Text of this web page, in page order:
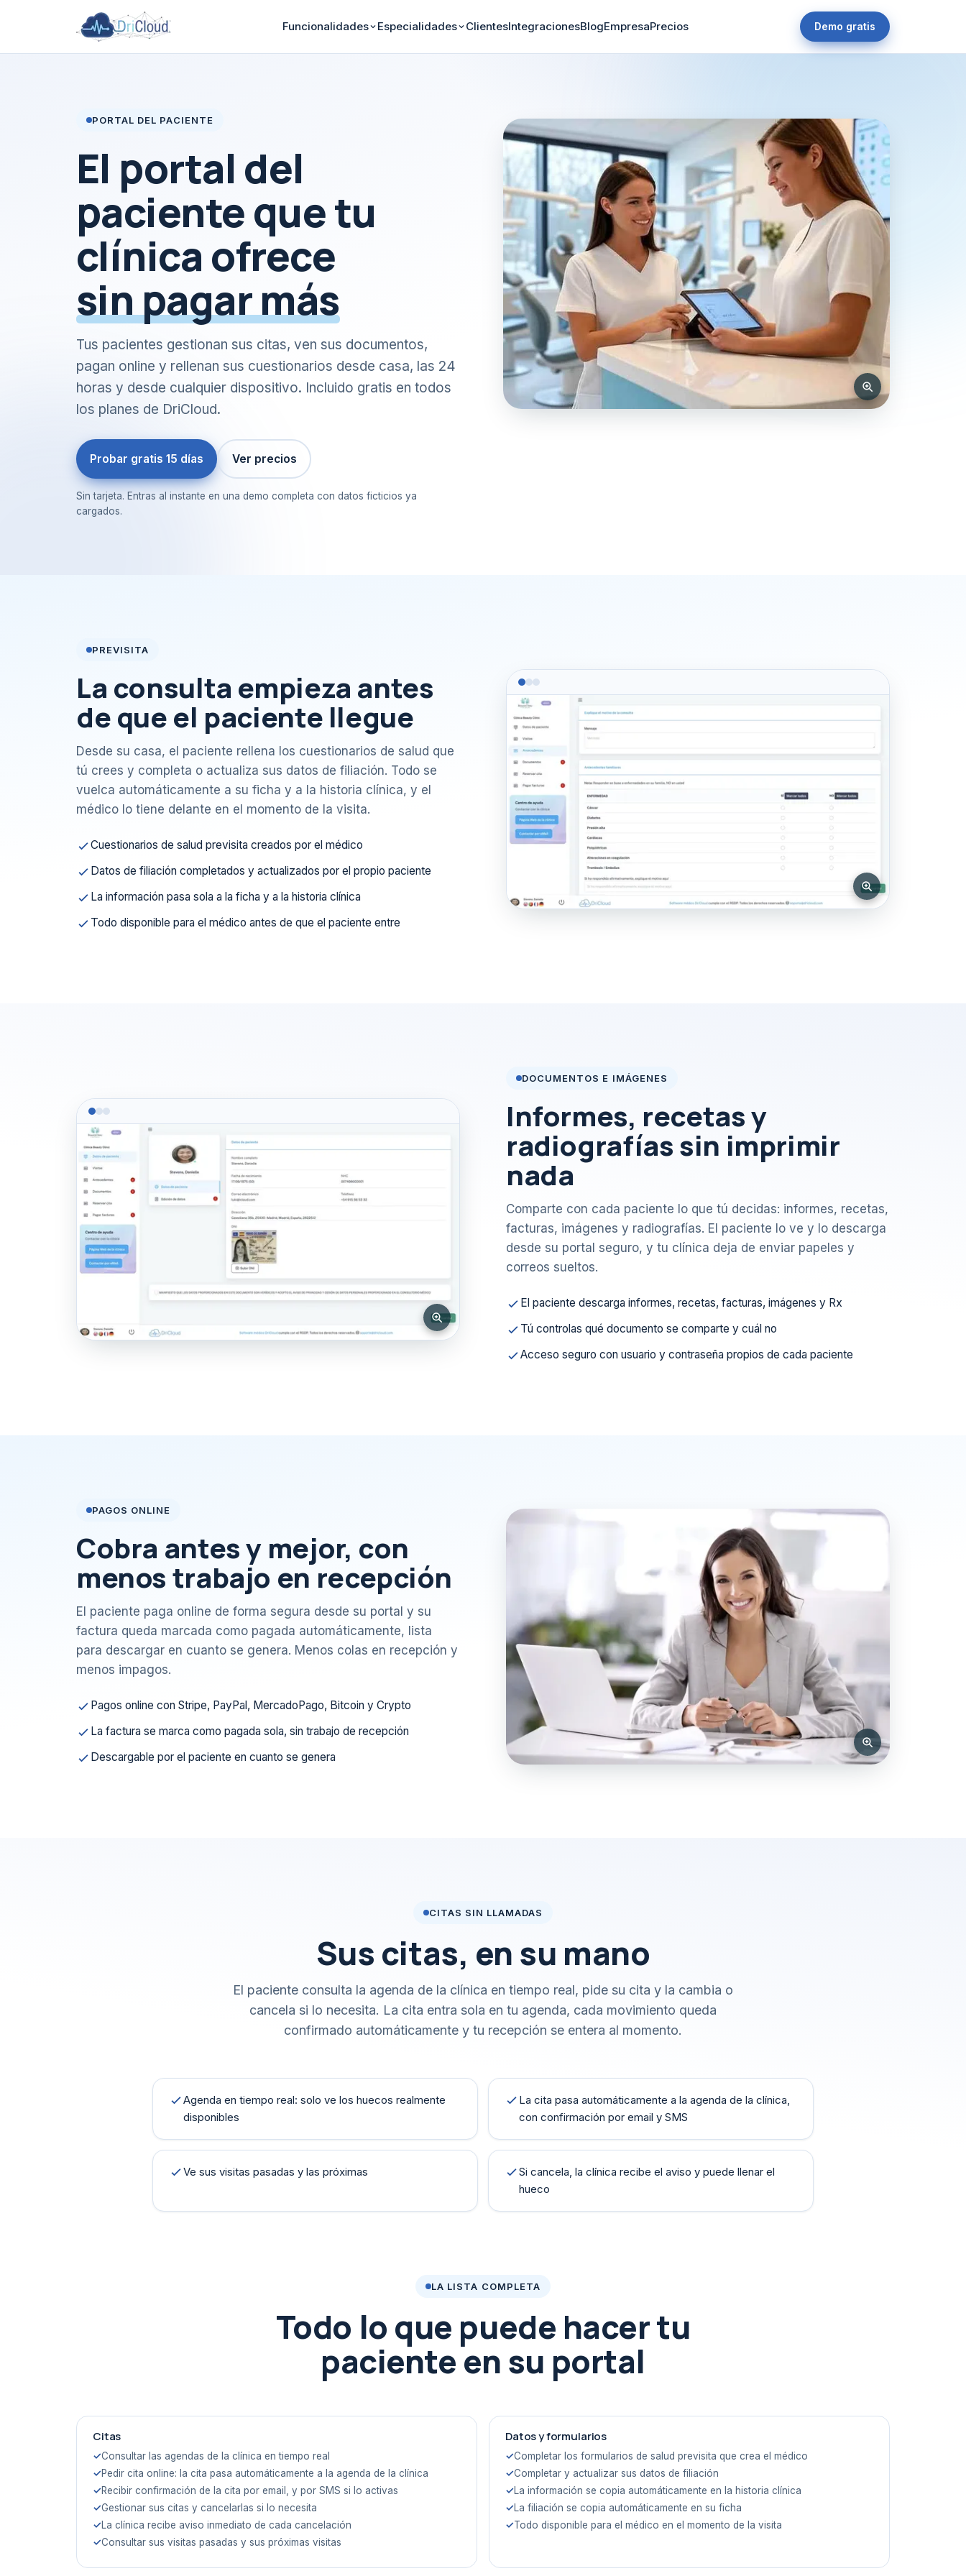
Funcionalidades Especialidades ClientesIntegracionesBlogEmpresaPrecios Demo gratis
PORTAL DEL PACIENTE
El portal del
paciente que tu
clínica ofrece
sin pagar más
Tus pacientes gestionan sus citas, ven sus documentos,
pagan online y rellenan sus cuestionarios desde casa, las 24
horas y desde cualquier dispositivo. Incluido gratis en todos
los planes de DriCloud.
Probar gratis 15 días Ver precios
Sin tarjeta. Entras al instante en una demo completa con datos ficticios ya
cargados.
PREVISITA
La consulta empieza antes
de que el paciente llegue
Desde su casa, el paciente rellena los cuestionarios de salud que
tú crees y completa o actualiza sus datos de filiación. Todo se
vuelca automáticamente a su ficha y a la historia clínica, y el
médico lo tiene delante en el momento de la visita.
Cuestionarios de salud previsita creados por el médico
Datos de filiación completados y actualizados por el propio paciente
La información pasa sola a la ficha y a la historia clínica
Todo disponible para el médico antes de que el paciente entre
DOCUMENTOS E IMÁGENES
Informes, recetas y
radiografías sin imprimir
nada
Comparte con cada paciente lo que tú decidas: informes, recetas,
facturas, imágenes y radiografías. El paciente lo ve y lo descarga
desde su portal seguro, y tu clínica deja de enviar papeles y
correos sueltos.
El paciente descarga informes, recetas, facturas, imágenes y Rx
Tú controlas qué documento se comparte y cuál no
Acceso seguro con usuario y contraseña propios de cada paciente
PAGOS ONLINE
Cobra antes y mejor, con
menos trabajo en recepción
El paciente paga online de forma segura desde su portal y su
factura queda marcada como pagada automáticamente, lista
para descargar en cuanto se genera. Menos colas en recepción y
menos impagos.
Pagos online con Stripe, PayPal, MercadoPago, Bitcoin y Crypto
La factura se marca como pagada sola, sin trabajo de recepción
Descargable por el paciente en cuanto se genera
CITAS SIN LLAMADAS
Sus citas, en su mano
El paciente consulta la agenda de la clínica en tiempo real, pide su cita y la cambia o
cancela si lo necesita. La cita entra sola en tu agenda, cada movimiento queda
confirmado automáticamente y tu recepción se entera al momento.
Agenda en tiempo real: solo ve los huecos realmente
disponibles
La cita pasa automáticamente a la agenda de la clínica,
con confirmación por email y SMS
Ve sus visitas pasadas y las próximas
Si cancela, la clínica recibe el aviso y puede llenar el
hueco
LA LISTA COMPLETA
Todo lo que puede hacer tu
paciente en su portal
Citas
Consultar las agendas de la clínica en tiempo real
Pedir cita online: la cita pasa automáticamente a la agenda de la clínica
Recibir confirmación de la cita por email, y por SMS si lo activas
Gestionar sus citas y cancelarlas si lo necesita
La clínica recibe aviso inmediato de cada cancelación
Consultar sus visitas pasadas y sus próximas visitas
Datos y formularios
Completar los formularios de salud previsita que crea el médico
Completar y actualizar sus datos de filiación
La información se copia automáticamente en la historia clínica
La filiación se copia automáticamente en su ficha
Todo disponible para el médico en el momento de la visita